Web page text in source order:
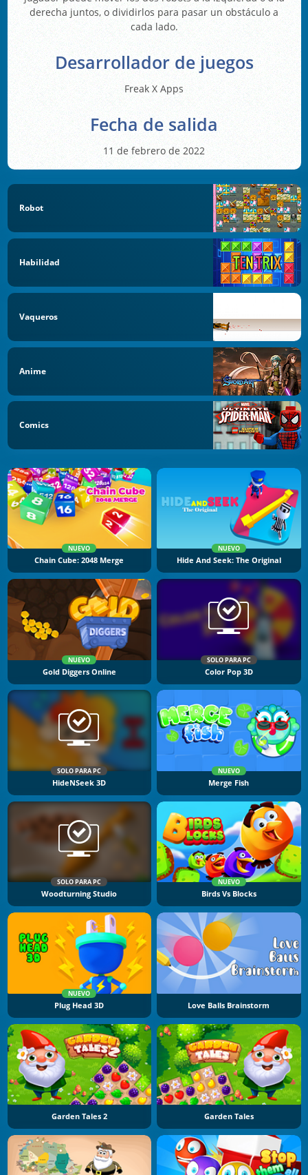
derecha juntos, o dividirlos para pasar un obstáculo a
cada lado.
Desarrollador de juegos
Freak X Apps
Fecha de salida
11 de febrero de 2022
Robot
Habilidad
Vaqueros
Anime
Comics
NUEVO
Chain Cube: 2048 Merge
NUEVO
Hide And Seek: The Original
NUEVO
Gold Diggers Online
SOLO PARA PC
Color Pop 3D
SOLO PARA PC
HideNSeek 3D
NUEVO
Merge Fish
SOLO PARA PC
Woodturning Studio
NUEVO
Birds Vs Blocks
NUEVO
Plug Head 3D Love Balls Brainstorm
Garden Tales 2 Garden Tales